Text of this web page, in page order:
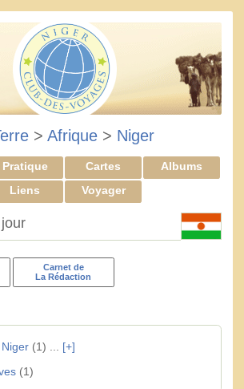
> Afrique > Niger
Pratique Cartes
Albums
Liens Voyager
Carnet de
La Rédaction
Niger(1) ... [+]
(1)